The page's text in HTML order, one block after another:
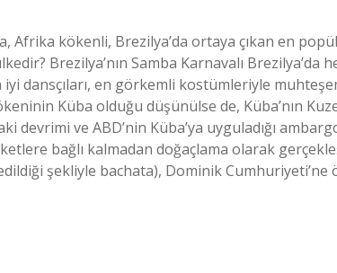
Afrika kökenli, Brezilya’da ortaya çıkan en
Brezilya’nın Samba Karnavalı Brezilya’da
dansçıları, en görkemli kostümleriyle
Küba olduğu düşünülse de, Küba’nın
devrimi ve ABD’nin Küba’ya uyguladığı
bağlı kalmadan doğaçlama olarak
şekliyle bachata), Dominik